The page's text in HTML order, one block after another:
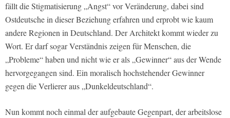
fällt die Stigmatisierung „Angst“ vor Veränderung, dabei sind
Ostdeutsche in dieser Beziehung erfahren und erprobt wie kaum
andere Regionen in Deutschland. Der Architekt kommt wieder zu
Wort. Er darf sogar Verständnis zeigen für Menschen, die
„Probleme“ haben und nicht wie er als „Gewinner“ aus der Wende
hervorgegangen sind. Ein moralisch hochstehender Gewinner
gegen die Verlierer aus „Dunkeldeutschland“.
Nun kommt noch einmal der aufgebaute Gegenpart, der arbeitslose